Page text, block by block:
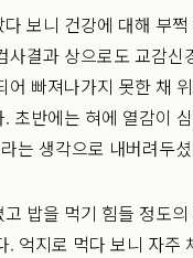
보니 건강에 대해 부
사결과 상으로도 교감신
어 빠져나가지 못한 채
초반에는 혀에 열감이
는 생각으로 내버려두
밥을 먹기 힘들 정도
. 억지로 먹다 보니 자주